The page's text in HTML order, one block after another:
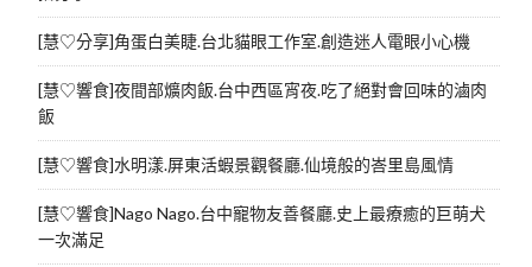
[慧♡分享]角蛋白美睫.台北貓眼工作室.創造迷人電眼小心機
[慧♡響食]夜間部爌肉飯.台中西區宵夜.吃了絕對會回味的滷肉
飯
[慧♡響食]水明漾.屏東活蝦景觀餐廳.仙境般的峇里島風情
[慧♡響食]Nago Nago.台中寵物友善餐廳.史上最療癒的巨萌犬
一次滿足